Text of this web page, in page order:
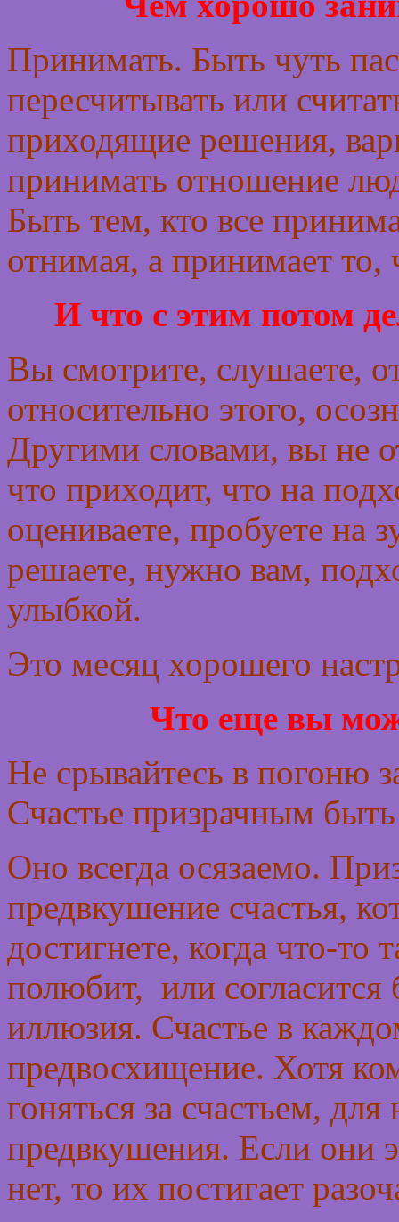
Принимать. Быть чуть
пересчитывать или
приходящие решения,
принимать отношение
Быть тем, кто все
отнимая, а принимает то,
И что с этим потом
Вы смотрите, слушаете,
относительно этого,
Другими словами, вы не
что приходит, что на
оцениваете, пробуете на
решаете, нужно вам,
улыбкой.
Это месяц хорошего
Что еще вы
Не срывайтесь в погоню
Счастье призрачным
Оно всегда осязаемо.
предвкушение счастья,
достигнете, когда что-то
полюбит, или согласится
иллюзия. Счастье в
предвосхищение. Хотя
гоняться за счастьем,
предвкушения. Если они
нет, то их постигает